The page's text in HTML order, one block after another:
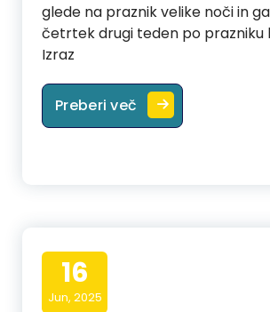
glede na praznik velike noči in
četrtek drugi teden po prazniku
Izraz
Preberi več Praznik Svetega
16
Jun, 2025